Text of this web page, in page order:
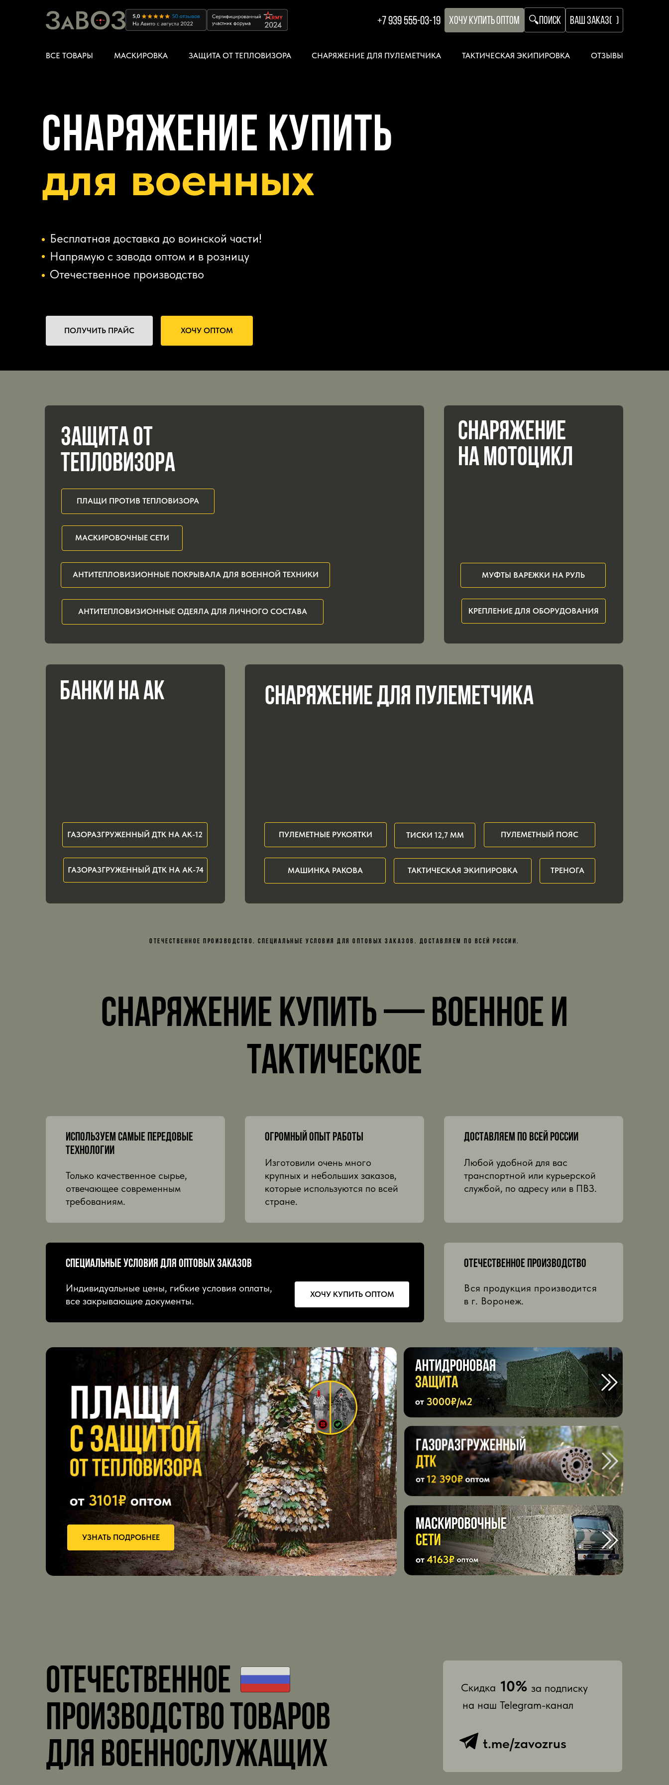
+7 939 555-03-19 ХОЧУ КУПИТЬ ОПТОМ 🔍ПОИСК ВАШ ЗАКАЗ( )
ВСЕ ТОВАРЫ МАСКИРОВКА ЗАЩИТА ОТ ТЕПЛОВИЗОРА СНАРЯЖЕНИЕ ДЛЯ ПУЛЕМЕТЧИКА ТАКТИЧЕСКАЯ ЭКИПИРОВКА ОТЗЫВЫ
для военных
снаряжение Купить
Напрямую с завода оптом и в розницу
Бесплатная доставка до воинской части!
Отечественное производство
ПОЛУЧИТЬ ПРАЙС ХОЧУ ОПТОМ
СНАРЯЖЕНИЕ ДЛЯ ПУЛЕМЕТЧИКА
СНАРЯЖЕНИЕ
НА МОТОЦИКЛ
ЗАЩИТА ОТ
ТЕПЛОВИЗОРА
МАСКИРОВОЧНЫЕ СЕТИ
ПЛАЩИ ПРОТИВ ТЕПЛОВИЗОРА
АНТИТЕПЛОВИЗИОННЫЕ ОДЕЯЛА ДЛЯ ЛИЧНОГО СОСТАВА
АНТИТЕПЛОВИЗИОННЫЕ ПОКРЫВАЛА ДЛЯ ВОЕННОЙ ТЕХНИКИ
КРЕПЛЕНИЕ ДЛЯ ОБОРУДОВАНИЯ
ПУЛЕМЕТНЫЙ ПОЯС
ТИСКИ 12,7 ММ
МАШИНКА РАКОВА
ПУЛЕМЕТНЫЕ РУКОЯТКИ
ТРЕНОГА
ТАКТИЧЕСКАЯ ЭКИПИРОВКА
МУФТЫ ВАРЕЖКИ НА РУЛЬ
БАНКИ НА АК
ГАЗОРАЗГРУЖЕННЫЙ ДТК НА АК-74
ГАЗОРАЗГРУЖЕННЫЙ ДТК НА АК-12
ОТЕЧЕСТВЕННОЕ ПРОИЗВОДСТВО. СПЕЦИАЛЬНЫЕ УСЛОВИЯ ДЛЯ ОПТОВЫХ ЗАКАЗОВ. ДОСТАВЛЯЕМ ПО ВСЕЙ РОССИИ.
Снаряжение купить — военное и
тактическое
Используем самые передовые
технологии
Только качественное сырье,
отвечающее современным
требованиям.
Доставляем по всей россии
Любой удобной для вас
транспортной или курьерской
службой, по адресу или в ПВЗ.
огромный опыт работы
Изготовили очень много
крупных и небольших заказов,
которые используются по всей
стране.
Отечественное производство
Вся продукция производится
в г. Воронеж.
Специальные условия для оптовых заказов
Индивидуальные цены, гибкие условия оплаты,
все закрывающие документы.
ХОЧУ КУПИТЬ ОПТОМ
УЗНАТЬ ПОДРОБНЕЕ
Отечественное
производство товаров
для военнослужащих
Скидка 10%
t.me/zavozrus
за подписку
на наш Telegram-канал